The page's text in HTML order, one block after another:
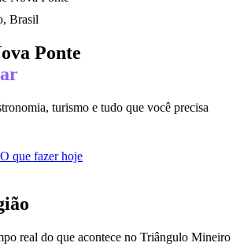
Brasil
Ponte
turismo e tudo que você precisa
O que fazer hoje
real do que acontece no Triângulo Mineiro